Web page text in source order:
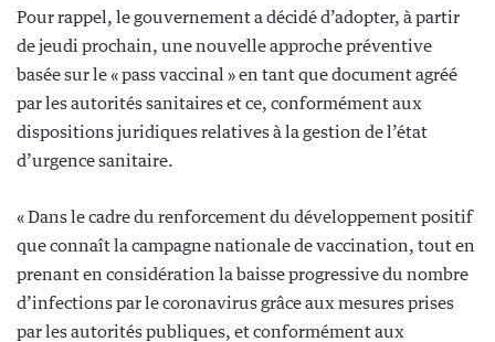
Pour rappel, le gouvernement a décidé d’adopter, à partir
de jeudi prochain, une nouvelle approche préventive
basée sur le « pass vaccinal » en tant que document agréé
par les autorités sanitaires et ce, conformément aux
dispositions juridiques relatives à la gestion de l’état
d’urgence sanitaire.
« Dans le cadre du renforcement du développement positif
que connaît la campagne nationale de vaccination, tout en
prenant en considération la baisse progressive du nombre
d’infections par le coronavirus grâce aux mesures prises
par les autorités publiques, et conformément aux